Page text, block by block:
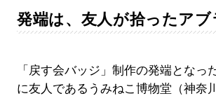
発端は、友人が拾ったアブ
「戻す会バッジ」制作の発端となっ
に友人であるうみねこ博物堂（神奈